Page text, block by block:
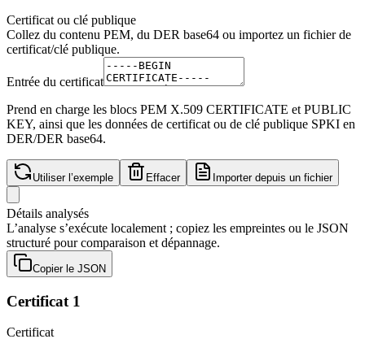
Certificat ou clé publique
Collez du contenu PEM, du DER base64 ou importez un fichier de
certificat/clé publique.
Entrée du certificat
Prend en charge les blocs PEM X.509 CERTIFICATE et PUBLIC
KEY, ainsi que les données de certificat ou de clé publique SPKI en
DER/DER base64.
Utiliser l’exemple Effacer Importer depuis un fichier
Détails analysés
L’analyse s’exécute localement ; copiez les empreintes ou le JSON
structuré pour comparaison et dépannage.
Copier le JSON
Certificat 1
Certificat